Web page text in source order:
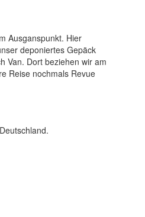
Ausganspunkt. Hier
deponiertes Gepäck
Van. Dort beziehen wir am
Reise nochmals Revue